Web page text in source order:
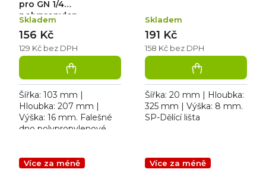
pro GN 1/4
polypropylen
Skladem
129 Kč bez DPH
156 Kč
Šířka: 103 mm |
Hloubka: 207 mm |
Výška: 16 mm. Falešné
dno polypropylenové
Skladem
158 Kč bez DPH
191 Kč
Šířka: 20 mm | Hloubka:
325 mm | Výška: 8 mm.
SP-Dělící lišta
Více za méně Více za méně